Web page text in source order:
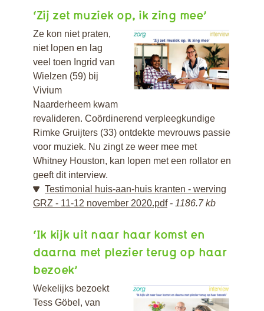
‘Zij zet muziek op, ik zing mee’
Ze kon niet praten,
niet lopen en lag
veel toen Ingrid van
Wielzen (59) bij
Vivium
Naarderheem kwam
revalideren. Coördinerend verpleegkundige
Rimke Gruijters (33) ontdekte mevrouws passie
voor muziek. Nu zingt ze weer mee met
Whitney Houston, kan lopen met een rollator en
geeft dit interview.
Testimonial huis-aan-huis kranten - werving
GRZ - 11-12 november 2020.pdf
1186.7 kb
‘Ik kijk uit naar haar komst en
daarna met plezier terug op haar
bezoek’
Wekelijks bezoekt
Tess Göbel, van